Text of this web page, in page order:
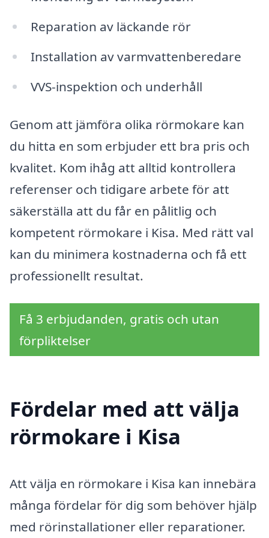
Reparation av läckande rör
Installation av varmvattenberedare
VVS-inspektion och underhåll
Genom att jämföra olika rörmokare kan
du hitta en som erbjuder ett bra pris och
kvalitet. Kom ihåg att alltid kontrollera
referenser och tidigare arbete för att
säkerställa att du får en pålitlig och
kompetent rörmokare i Kisa. Med rätt val
kan du minimera kostnaderna och få ett
professionellt resultat.
Få 3 erbjudanden, gratis och utan
förpliktelser
Fördelar med att välja
rörmokare i Kisa
Att välja en rörmokare i Kisa kan innebära
många fördelar för dig som behöver hjälp
med rörinstallationer eller reparationer.